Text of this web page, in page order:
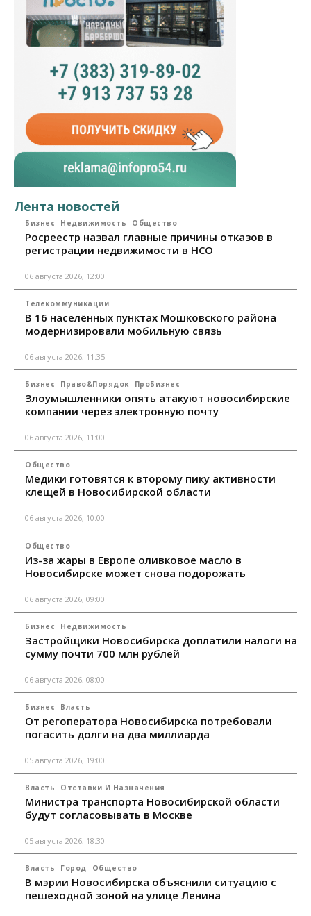
Лента новостей
Бизнес Недвижимость Общество
Росреестр назвал главные причины отказов в
регистрации недвижимости в НСО
06 августа 2026, 12:00
Телекоммуникации
В 16 населённых пунктах Мошковского района
модернизировали мобильную связь
06 августа 2026, 11:35
Бизнес Право&Порядок ПроБизнес
Злоумышленники опять атакуют новосибирские
компании через электронную почту
06 августа 2026, 11:00
Общество
Медики готовятся к второму пику активности
клещей в Новосибирской области
06 августа 2026, 10:00
Общество
Из-за жары в Европе оливковое масло в
Новосибирске может снова подорожать
06 августа 2026, 09:00
Бизнес Недвижимость
Застройщики Новосибирска доплатили налоги на
сумму почти 700 млн рублей
06 августа 2026, 08:00
Бизнес Власть
От регоператора Новосибирска потребовали
погасить долги на два миллиарда
05 августа 2026, 19:00
Власть Отставки И Назначения
Министра транспорта Новосибирской области
будут согласовывать в Москве
05 августа 2026, 18:30
Власть Город Общество
В мэрии Новосибирска объяснили ситуацию с
пешеходной зоной на улице Ленина